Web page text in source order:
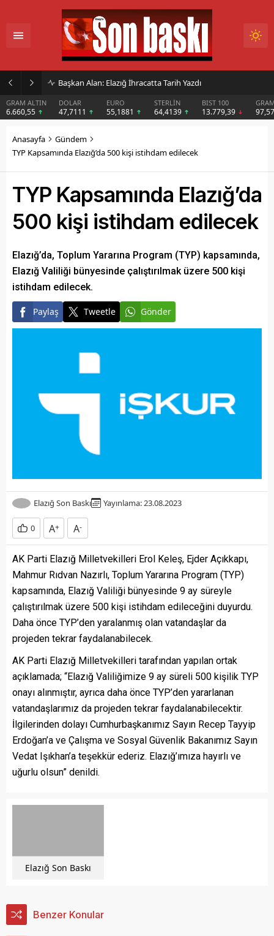
Başkan Alan: Elazığ İhracatta Tarih Yazdı
DOLAR
47,7111
EURO
55,1881
STERLİN
64,4139
BIST 100
13.779,39
GRAM GÜMÜŞ
97,57
Anasayfa
Gündem
TYP Kapsamında Elazığ’da 500 kişi istihdam edilecek
TYP Kapsamında Elazığ’da
500 kişi istihdam edilecek
Elazığ’da, Toplum Yararına Program (TYP) kapsamında,
Elazığ Valiliği bünyesinde çalıştırılmak üzere 500 kişi
istihdam edilecek.
Paylaş Tweetle Gönder
Elazığ Son Baskı Yayınlama: 23.08.2023
0 A+ A-
AK Parti Elazığ Milletvekilleri Erol Keleş, Ejder Açıkkapı,
Mahmur Rıdvan Nazırlı, Toplum Yararına Program (TYP)
kapsamında, Elazığ Valiliği bünyesinde 9 ay süreyle
çalıştırılmak üzere 500 kişi istihdam edileceğini duyurdu.
Daha önce TYP’den yaralanmış olan vatandaşlar da
projeden tekrar faydalanabilecek.
AK Parti Elazığ Milletvekilleri tarafından yapılan ortak
açıklamada; “Elazığ Valiliğimize 9 ay süreli 500 kişilik TYP
onayı alınmıştır, ayrıca daha önce TYP’den yararlanan
vatandaşlarımız da projeden tekrar faydalanabilecektir.
İlgilerinden dolayı Cumhurbaşkanımız Sayın Recep Tayyip
Erdoğan’a ve Çalışma ve Sosyal Güvenlik Bakanımız Sayın
Vedat Işıkhan’a teşekkür ederiz. Elazığ’ımıza hayırlı ve
uğurlu olsun” denildi.
Elazığ Son Baskı
Benzer Konular